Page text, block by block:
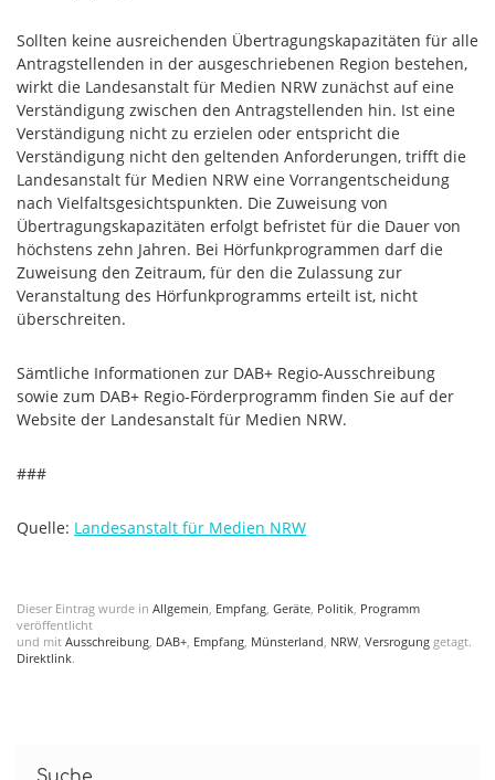
Sollten keine ausreichenden Übertragungskapazitäten für alle
Antragstellenden in der ausgeschriebenen Region bestehen,
wirkt die Landesanstalt für Medien NRW zunächst auf eine
Verständigung zwischen den Antragstellenden hin. Ist eine
Verständigung nicht zu erzielen oder entspricht die
Verständigung nicht den geltenden Anforderungen, trifft die
Landesanstalt für Medien NRW eine Vorrangentscheidung
nach Vielfaltsgesichtspunkten. Die Zuweisung von
Übertragungskapazitäten erfolgt befristet für die Dauer von
höchstens zehn Jahren. Bei Hörfunkprogrammen darf die
Zuweisung den Zeitraum, für den die Zulassung zur
Veranstaltung des Hörfunkprogramms erteilt ist, nicht
überschreiten.
Sämtliche Informationen zur DAB+ Regio-Ausschreibung
sowie zum DAB+ Regio-Förderprogramm finden Sie auf der
Website der Landesanstalt für Medien NRW.
###
Quelle: Landesanstalt für Medien NRW
Dieser Eintrag wurde in Allgemein, Empfang, Geräte, Politik, Programm
veröffentlicht
und mit Ausschreibung, DAB+, Empfang, Münsterland, NRW, Versrogung getagt.
Direktlink.